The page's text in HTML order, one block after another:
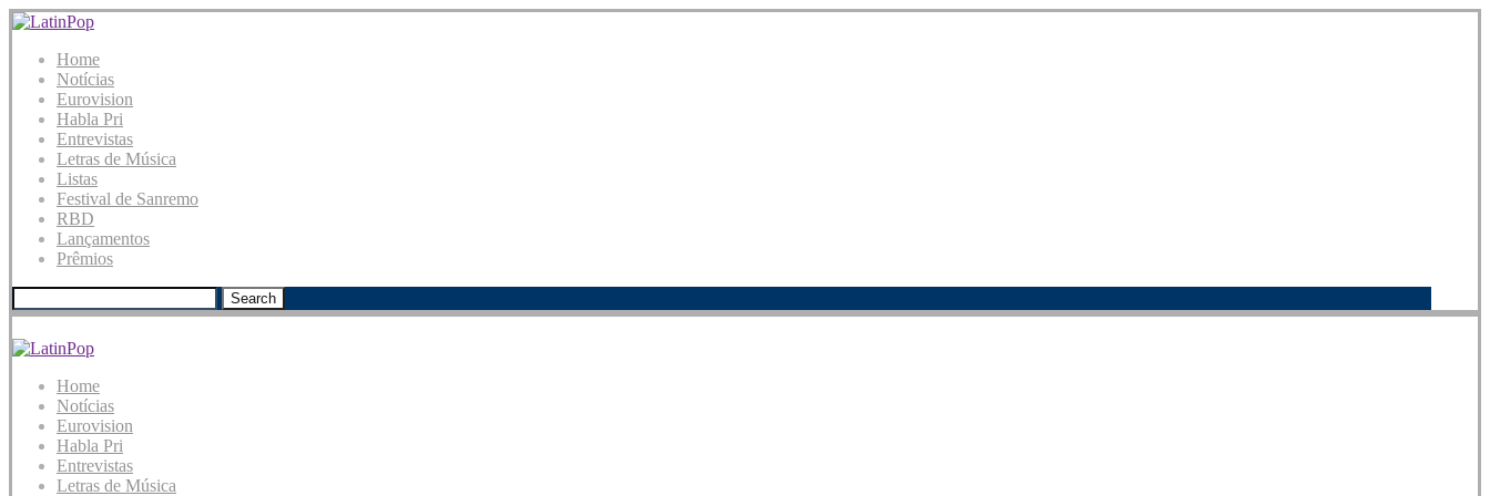
Home
Notícias
Eurovision
Habla Pri
Entrevistas
Letras de Música
Listas
Festival de Sanremo
RBD
Lançamentos
Prêmios
Search
Home
Notícias
Eurovision
Habla Pri
Entrevistas
Letras de Música